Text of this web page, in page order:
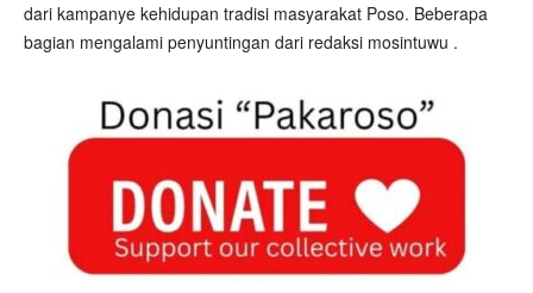
dari kampanye kehidupan tradisi masyarakat Poso. Beberapa
bagian mengalami penyuntingan dari redaksi mosintuwu .